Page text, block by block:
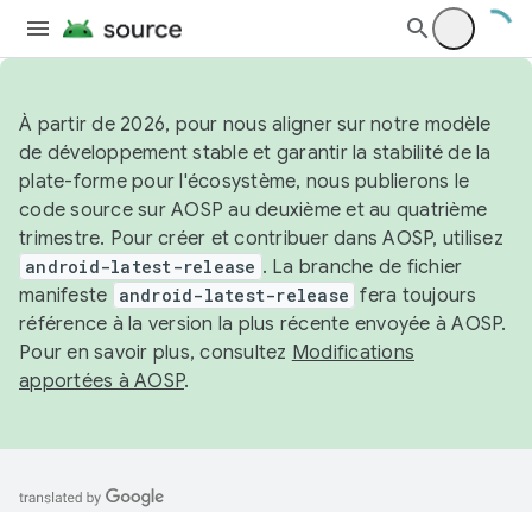
À partir de 2026, pour nous aligner sur notre modèle
de développement stable et garantir la stabilité de la
plate-forme pour l'écosystème, nous publierons le
code source sur AOSP au deuxième et au quatrième
trimestre. Pour créer et contribuer dans AOSP, utilisez
android-latest-release . La branche de fichier
manifeste android-latest-release fera toujours
référence à la version la plus récente envoyée à AOSP.
Pour en savoir plus, consultez Modifications
apportées à AOSP.